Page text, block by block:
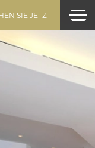
SIE JETZT